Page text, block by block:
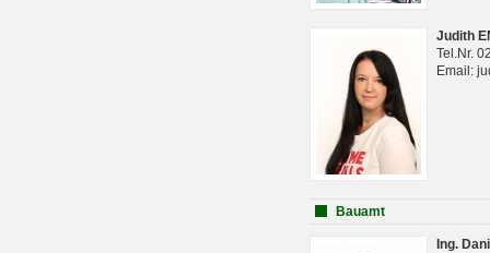
Judith
Tel.Nr.
Email:
Bauamt
Ing.